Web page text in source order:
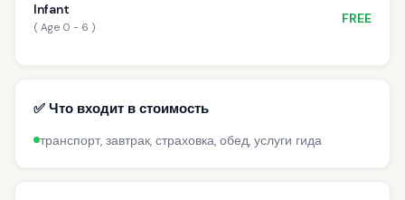
Infant
( Age 0 - 6 )
FREE
✅ Что входит в стоимость
транспорт, завтрак, страховка, обед, услуги гида